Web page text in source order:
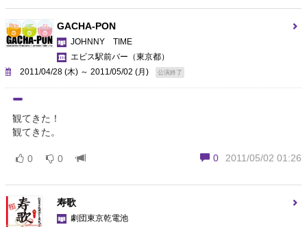
GACHA-PON
JOHNNY TIME
エビス駅前バー （東京都）
2011/04/28 (木) ～ 2011/05/02 (月)
公演終了
観てきた！
観てきた。
0 2011/05/02 01:26
0 0
寿歌
劇団東京乾電池